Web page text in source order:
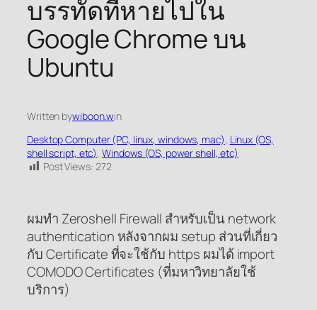
บรรทัดที่หายไปใน
Google Chrome บน
Ubuntu
Written bywiboon.win
Desktop Computer (PC, linux, windows, mac), Linux (OS,
shell script, etc), Windows (OS, power shell, etc)
Post Views: 272
ผมทำ Zeroshell Firewall สำหรับเป็น network
authentication หลังจากผม setup ส่วนที่เกี่ยว
กับ Certificate ที่จะใช้กับ https ผมได้ import
COMODO Certificates (ที่มหาวิทยาลัยใช้
บริการ)